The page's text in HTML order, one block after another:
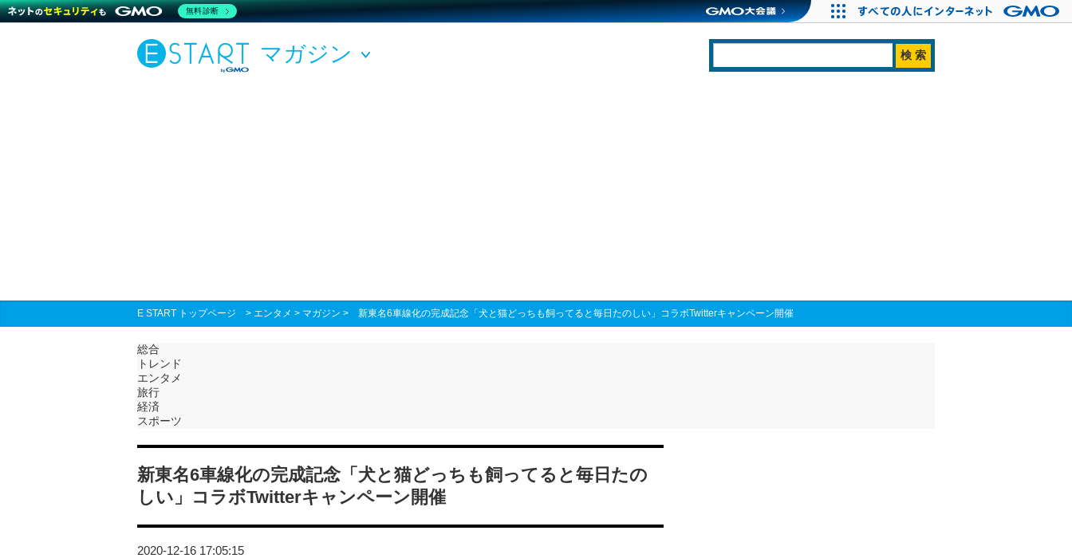
マガジン
E START トップページ > エンタメ > マガジン > 新東名6車線化の完成記念「犬と猫どっちも飼ってると毎日たのしい」コラボTwitterキャンペーン開催
総合
トレンド
エンタメ
旅行
経済
スポーツ
新東名6車線化の完成記念「犬と猫どっちも飼ってると毎日たの
しい」コラボTwitterキャンペーン開催
2020-12-16 17:05:15
無料診断